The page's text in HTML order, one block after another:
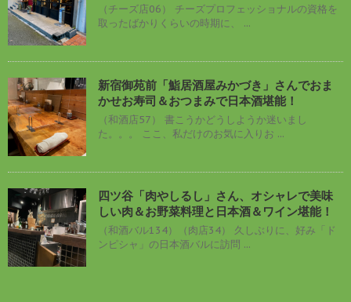
（チーズ店06） チーズプロフェッショナルの資格を
取ったばかりくらいの時期に、 ...
新宿御苑前「鮨居酒屋みかづき」さんでおま
かせお寿司＆おつまみで日本酒堪能！
（和酒店57） 書こうかどうしようか迷いまし
た。。。 ここ、私だけのお気に入りお ...
四ツ谷「肉やしるし」さん、オシャレで美味
しい肉＆お野菜料理と日本酒＆ワイン堪能！
（和酒バル134）（肉店34） 久しぶりに、好み「ド
ンピシャ」の日本酒バルに訪問 ...